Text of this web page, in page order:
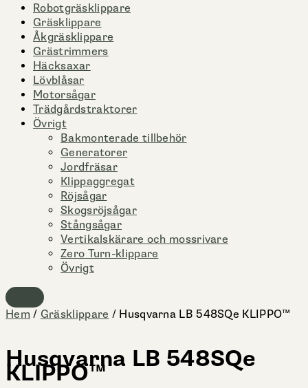
Robotgräsklippare
Gräsklippare
Åkgräsklippare
Grästrimmers
Häcksaxar
Lövblåsar
Motorsågar
Trädgårdstraktorer
Övrigt
Bakmonterade tillbehör
Generatorer
Jordfräsar
Klippaggregat
Röjsågar
Skogsröjsågar
Stångsågar
Vertikalskärare och mossrivare
Zero Turn-klippare
Övrigt
Hem/ Gräsklippare / Husqvarna LB 548SQe KLIPPO™
Husqvarna LB 548SQe
KLIPPO™